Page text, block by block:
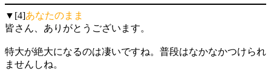
▼[4]あなたのまま
皆さん、ありがとうございます。
特大が絶大になるのは凄いですね。普段はなかなかつけられ
ませんしね。